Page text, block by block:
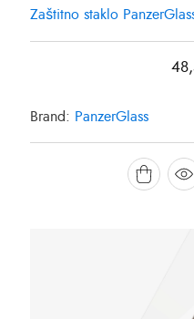
Zaštitno staklo
Brand: PanzerGlass